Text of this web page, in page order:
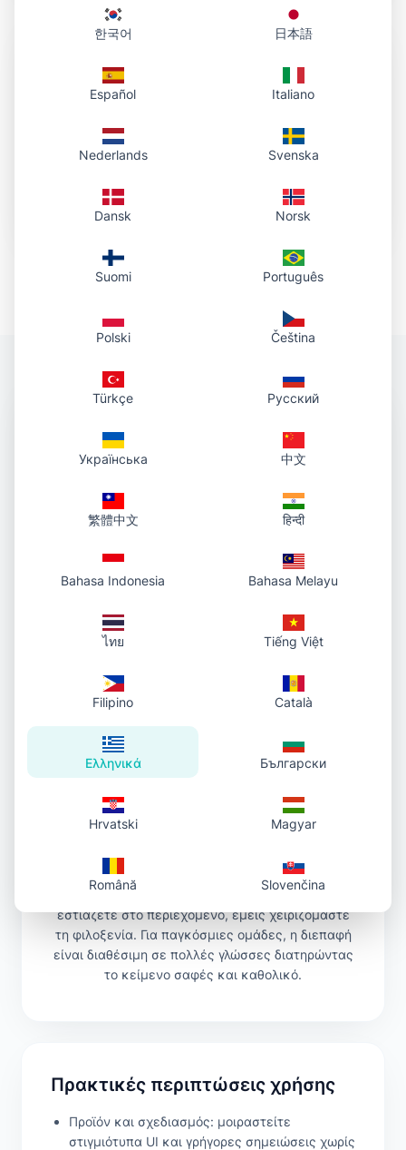
Οι σύνδεσμοι εξυπηρετούνται μέσω γρήγορου
Γιατί το Φωτο σε URL
βοηθάει τη ροή
εργασίας σας
μάρκετινγκ, υποστήριξη, λειτουργίες και
οποιονδήποτε χρειάζεται να μετατρέψει
συνδέσμους. Με μια άμεση ροή
μεταφόρτωσης→σύνδεσμος, αποφεύγετε
σύνδεση. Οι σύνδεσμοι είναι τακτοποιημένοι και
εύκολοι στην επικόλληση σε συνομιλίες,
εισιτήρια. Οι ομάδες κινούνται πιο γρήγορα
μοιράζοντας στιγμιότυπα οθόνης αμέσως·
επιπλέον, οι προβλέψιμοι URLs βοηθούν στην
αυτοματοποίηση, QA και ελαφριά πρωτότυπα.
Η εμπειρία παραμένει απλή: αφήστε,
επικολλήστε ή επιλέξτε ένα αρχείο· λάβετε ένα
σύνδεσμο· μοιραστείτε τον. Χωρίς θόρυβο, χωρίς
ενοχλητικές διαφημίσεις, χωρίς εμπόδια. Εσείς
εστιάζετε στο περιεχόμενο, εμείς χειριζόμαστε
τη φιλοξενία. Για παγκόσμιες ομάδες, η διεπαφή
είναι διαθέσιμη σε πολλές γλώσσες διατηρώντας
το κείμενο σαφές και καθολικό.
Πρακτικές περιπτώσεις χρήσης
Προϊόν και σχεδιασμός: μοιραστείτε
στιγμιότυπα UI και γρήγορες σημειώσεις χωρίς
한국어 日本語
Español Italiano
Nederlands Svenska
Dansk Norsk
Suomi Português
Polski Čeština
Türkçe Русский
Українська 中文
繁體中文 हिन्दी
Bahasa Indonesia Bahasa Melayu
ไทย Tiếng Việt
Filipino Català
Ελληνικά Български
Hrvatski Magyar
Română Slovenčina